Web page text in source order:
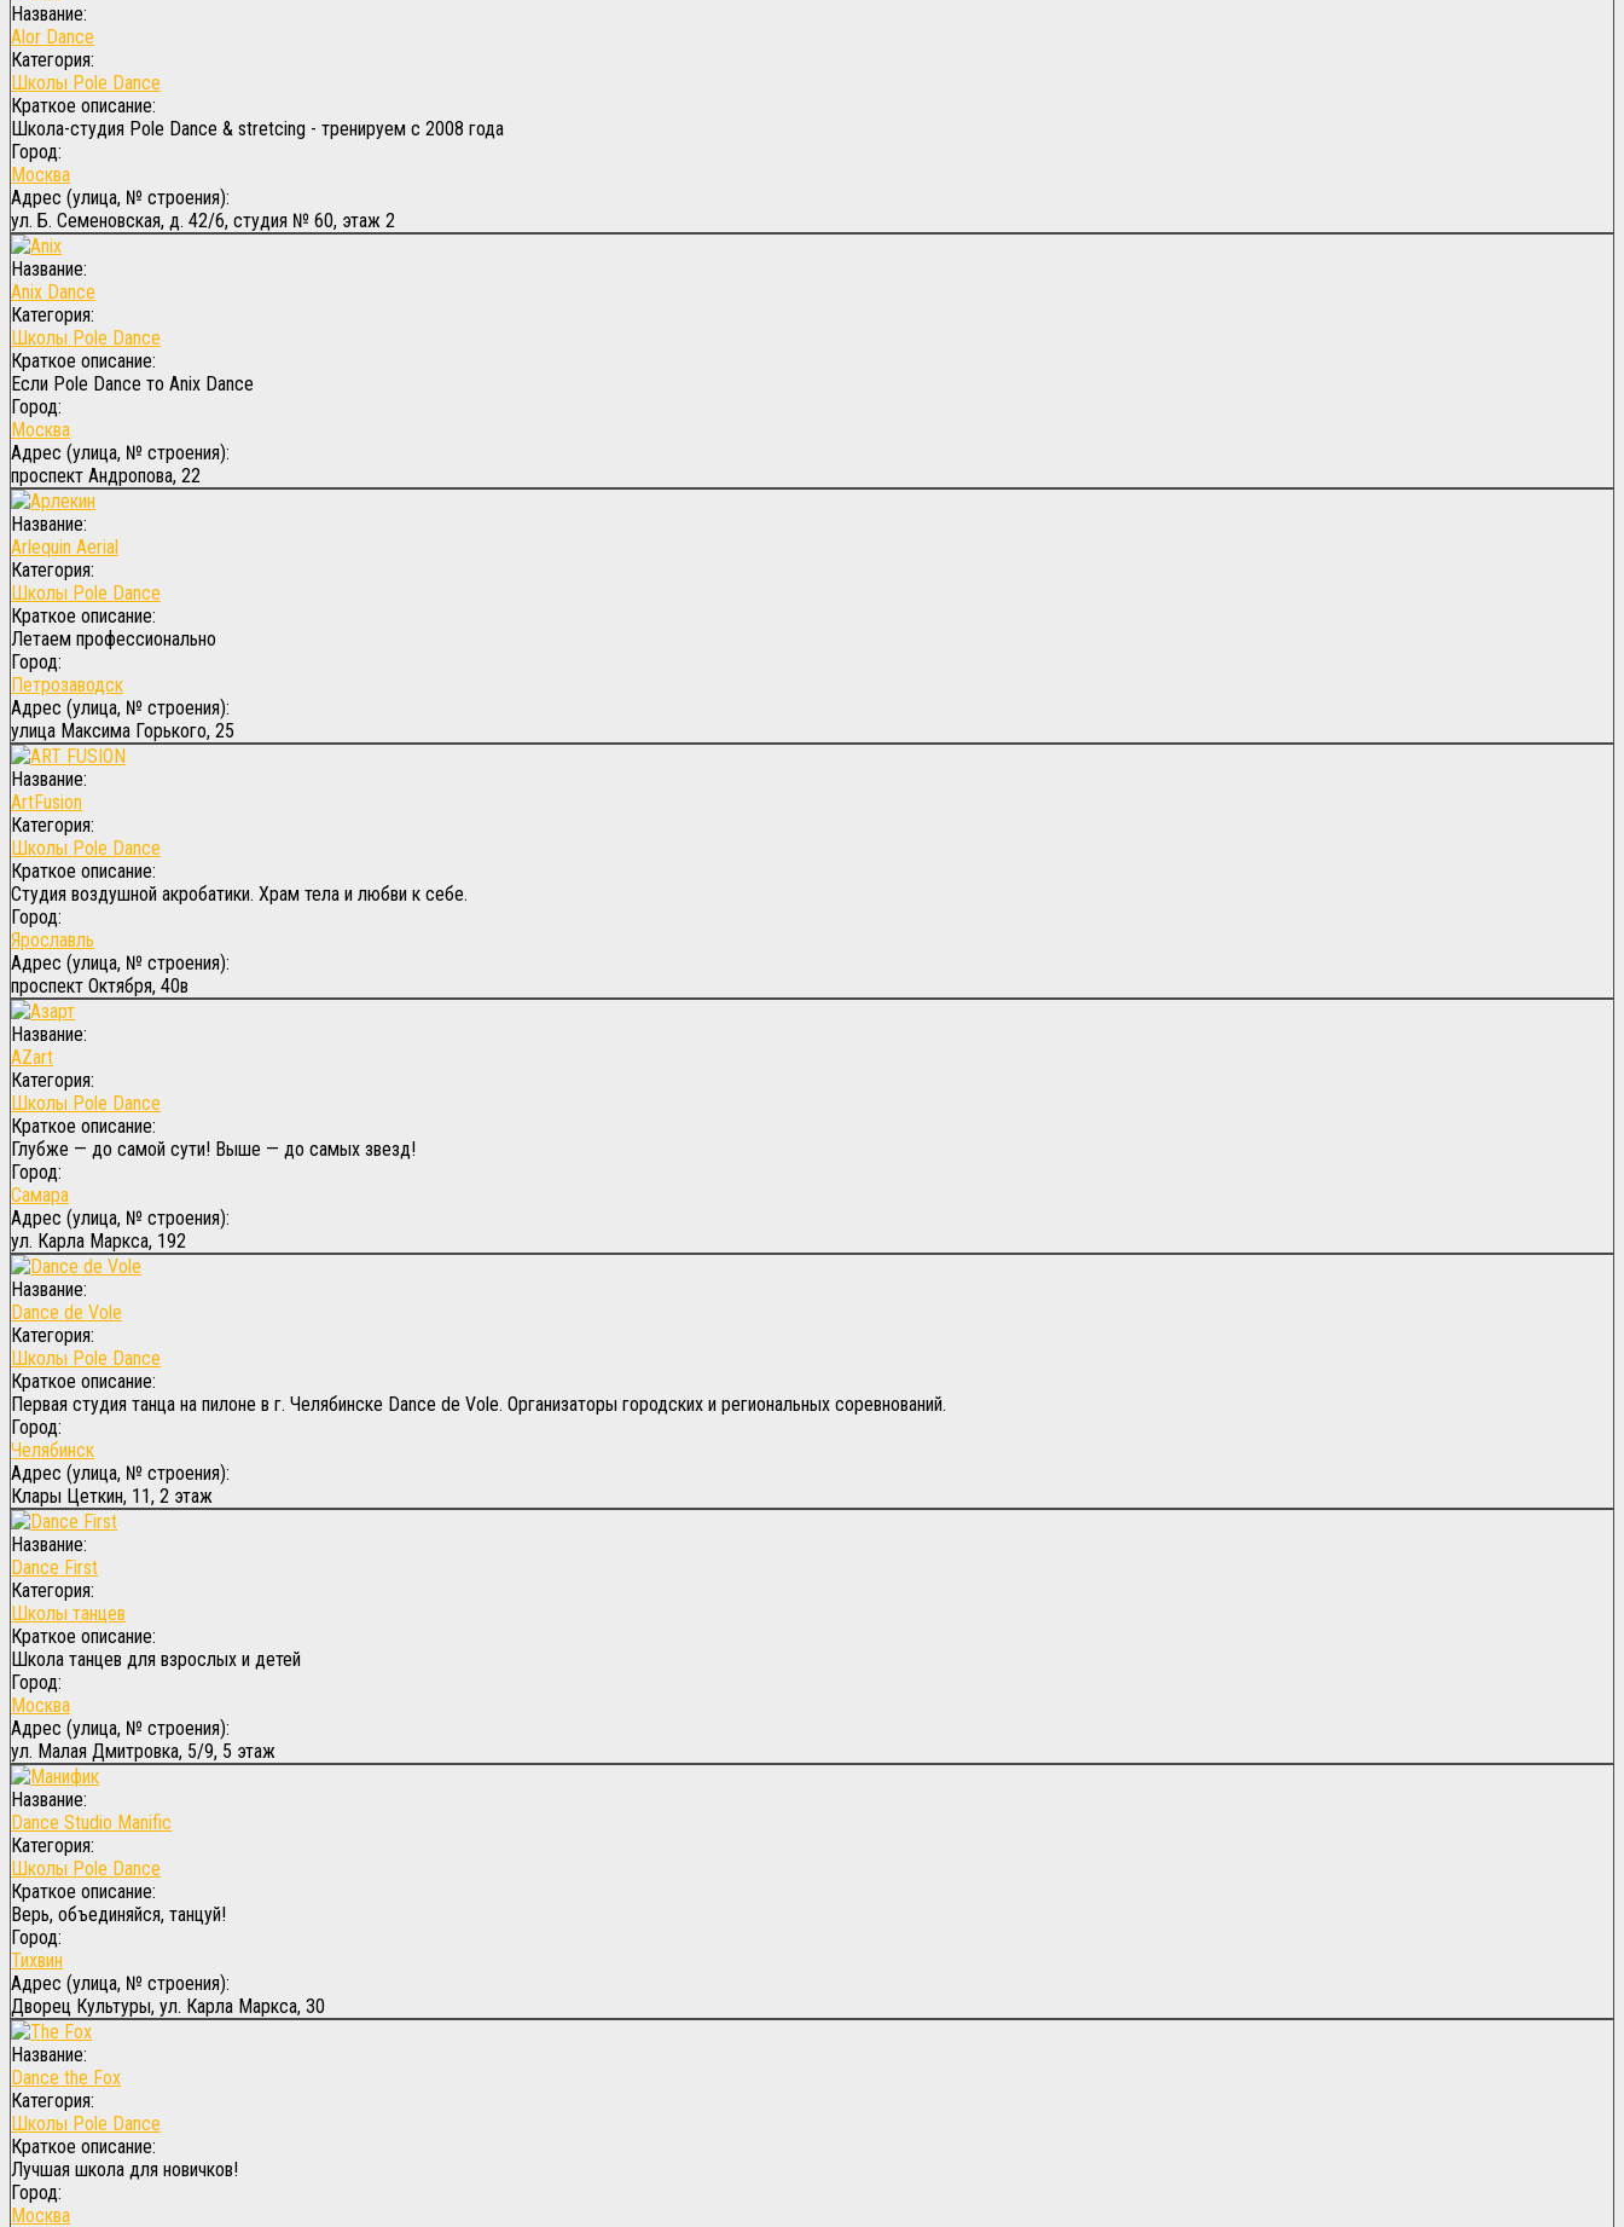
Название:
Alor Dance
Категория:
Школы Pole Dance
Краткое описание:
Школа-студия Pole Dance & stretcing - тренируем с 2008 года
Город:
Москва
Адрес (улица, № строения):
ул. Б. Семеновская, д. 42/6, студия № 60, этаж 2
Название:
Anix Dance
Категория:
Школы Pole Dance
Краткое описание:
Если Pole Dance то Anix Dance
Город:
Москва
Адрес (улица, № строения):
проспект Андропова, 22
Название:
Arlequin Aerial
Категория:
Школы Pole Dance
Краткое описание:
Летаем профессионально
Город:
Петрозаводск
Адрес (улица, № строения):
улица Максима Горького, 25
Название:
ArtFusion
Категория:
Школы Pole Dance
Краткое описание:
Студия воздушной акробатики. Храм тела и любви к себе.
Город:
Ярославль
Адрес (улица, № строения):
проспект Октября, 40в
Название:
AZart
Категория:
Школы Pole Dance
Краткое описание:
Глубже — до самой сути! Выше — до самых звезд!
Город:
Самара
Адрес (улица, № строения):
ул. Карла Маркса, 192
Название:
Dance de Vole
Категория:
Школы Pole Dance
Краткое описание:
Первая студия танца на пилоне в г. Челябинске Dance de Vole. Организаторы городских и региональных соревнований.
Город:
Челябинск
Адрес (улица, № строения):
Клары Цеткин, 11, 2 этаж
Название:
Dance First
Категория:
Школы танцев
Краткое описание:
Школа танцев для взрослых и детей
Город:
Москва
Адрес (улица, № строения):
ул. Малая Дмитровка, 5/9, 5 этаж
Название:
Dance Studio Manific
Категория:
Школы Pole Dance
Краткое описание:
Верь, объединяйся, танцуй!
Город:
Тихвин
Адрес (улица, № строения):
Дворец Культуры, ул. Карла Маркса, 30
Название:
Dance the Fox
Категория:
Школы Pole Dance
Краткое описание:
Лучшая школа для новичков!
Город:
Москва